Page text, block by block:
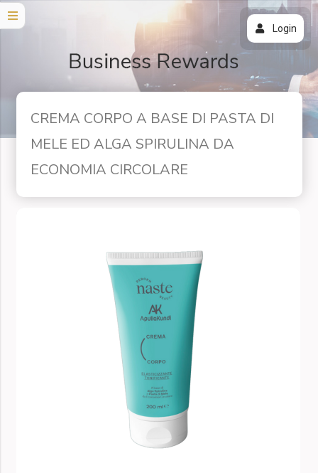
CREMA CORPO A BASE DI PASTA DI
MELE ED ALGA SPIRULINA DA
ECONOMIA CIRCOLARE
Login